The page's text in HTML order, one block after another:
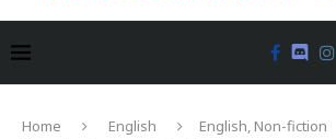
Home English English, Non-fiction